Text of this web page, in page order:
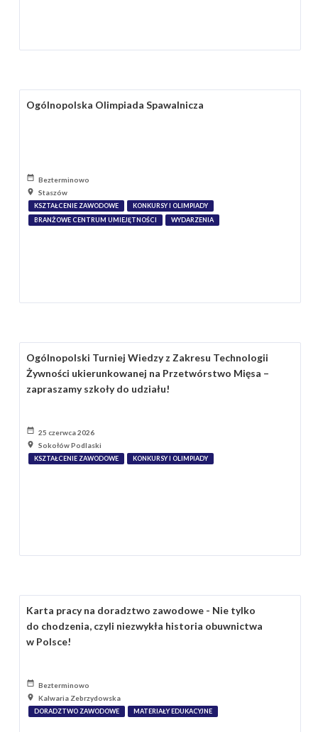
Ogólnopolska Olimpiada Spawalnicza
Bezterminowo
Staszów
KSZTAŁCENIE ZAWODOWE
KONKURSY I OLIMPIADY
BRANŻOWE CENTRUM UMIEJĘTNOŚCI
WYDARZENIA
Ogólnopolski Turniej Wiedzy z Zakresu Technologii
Żywności ukierunkowanej na Przetwórstwo Mięsa –
zapraszamy szkoły do udziału!
25 czerwca 2026
Sokołów Podlaski
KSZTAŁCENIE ZAWODOWE KONKURSY I OLIMPIADY
Karta pracy na doradztwo zawodowe - Nie tylko
do chodzenia, czyli niezwykła historia obuwnictwa
w Polsce!
Bezterminowo
Kalwaria Zebrzydowska
DORADZTWO ZAWODOWE MATERIAŁY EDUKACYJNE